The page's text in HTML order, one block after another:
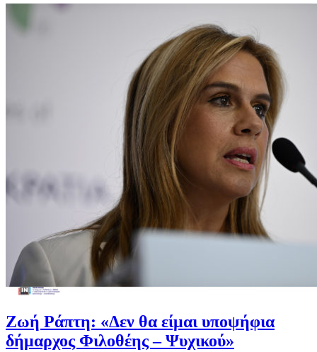
Ζωή Ράπτη: «Δεν θα είμαι υποψήφια
δήμαρχος Φιλοθέης – Ψυχικού»